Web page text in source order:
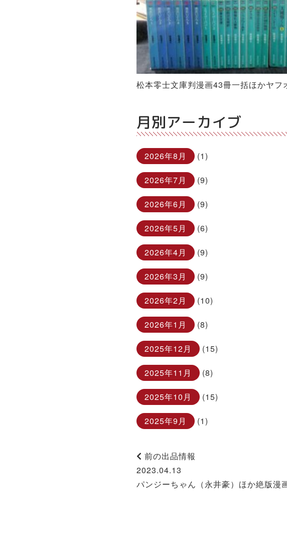
松本零士文庫判漫画43冊一括ほかヤフ
月別アーカイブ
2026年8月 (1)
2026年7月 (9)
2026年6月 (9)
2026年5月 (6)
2026年4月 (9)
2026年3月 (9)
2026年2月 (10)
2026年1月 (8)
2025年12月 (15)
2025年11月 (8)
2025年10月 (15)
2025年9月 (1)
前の出品情報
2023.04.13
パンジーちゃん（永井豪）ほか絶版漫